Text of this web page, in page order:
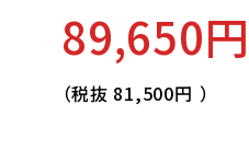
89,650円
（税抜 81,500円 ）